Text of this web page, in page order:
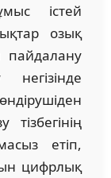
істей
озық
пайдалану
тізбегінің
етіп,
цифрлық